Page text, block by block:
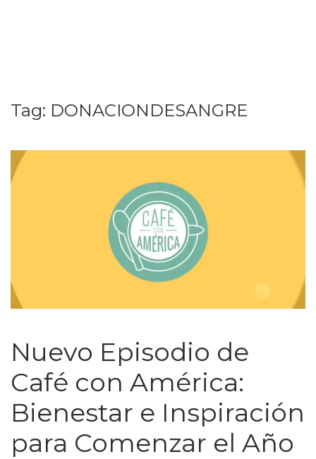
Tag: DONACIONDESANGRE
Nuevo Episodio de
Café con América:
Bienestar e Inspiración
para Comenzar el Año